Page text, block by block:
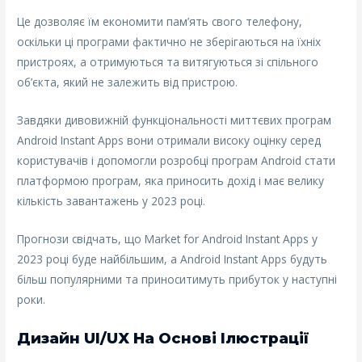
Це дозволяє їм економити пам’ять свого телефону,
оскільки ці програми фактично не зберігаються на їхніх
пристроях, а отримуються та витягуються зі спільного
об’єкта, який не залежить від пристрою.
Завдяки дивовижній функціональності миттєвих програм
Android Instant Apps вони отримали високу оцінку серед
користувачів і допомогли розробці програм Android стати
платформою програм, яка приносить дохід і має велику
кількість завантажень у 2023 році.
Прогнози свідчать, що Market for Android Instant Apps у
2023 році буде найбільшим, а Android Instant Apps будуть
більш популярними та приноситимуть прибуток у наступні
роки.
Дизайн UI/UX На Основі Ілюстрації